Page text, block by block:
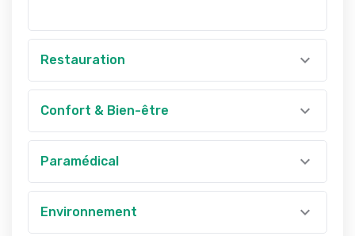
Restauration
Confort & Bien-être
Paramédical
Environnement